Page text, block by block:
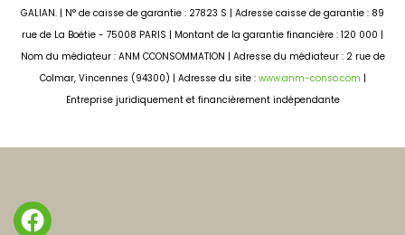
GALIAN. | N° de caisse de garantie : 27823 S | Adresse caisse de garantie : 89
rue de La Boëtie - 75008 PARIS | Montant de la garantie financière : 120 000 |
Nom du médiateur : ANM CCONSOMMATION | Adresse du médiateur : 2 rue de
Colmar, Vincennes (94300) | Adresse du site : www.anm-conso.com |
Entreprise juridiquement et financièrement indépendante